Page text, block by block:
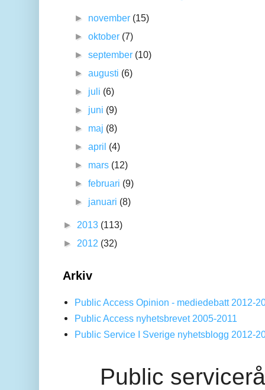
► november (15)
►oktober (7)
►september (10)
►augusti (6)
► juli (6)
► juni (9)
► maj (8)
►april (4)
► mars (12)
►februari (9)
► januari (8)
► 2013 (113)
► 2012 (32)
Arkiv
Public Access Opinion - mediedebatt 2012-
Public Access nyhetsbrevet 2005-2011
Public Service I Sverige nyhetsblogg 2012-
Public